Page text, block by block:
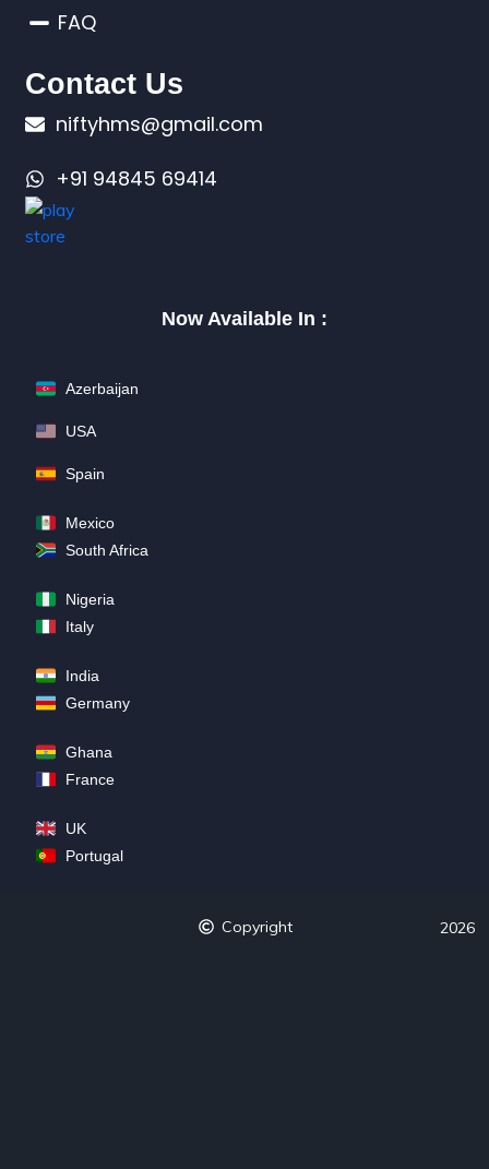
FAQ
Contact Us
niftyhms@gmail.com
+91 94845 69414
Now Available In :
Azerbaijan
USA
Spain
Mexico
South Africa
Nigeria
Italy
India
Germany
Ghana
France
UK
Portugal
Copyright 2026